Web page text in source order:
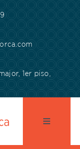
1er piso,
Toggle